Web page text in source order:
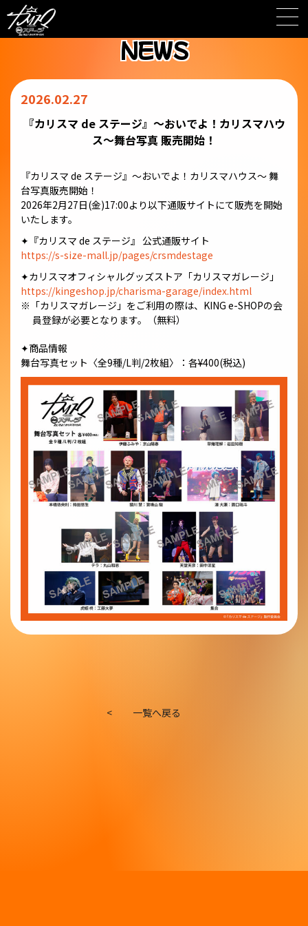
Skip
to
content
NEWS
2026.02.27
『カリスマ de ステージ』〜おいでよ！カリスマハウ
ス〜舞台写真 販売開始！
『カリスマ de ステージ』〜おいでよ！カリスマハウス〜 舞
台写真販売開始！
2026年2⽉27⽇(⾦)17:00より以下通販サイトにて販売を開始
いたします。
✦『カリスマ de ステージ』 公式通販サイト
https://s-size-mall.jp/pages/crsmdestage
✦カリスマオフィシャルグッズストア「カリスマガレージ」
https://kingeshop.jp/charisma-garage/index.html
※「カリスマガレージ」をご利⽤の際は、KING e-SHOPの会
員登録が必要となります。（無料）
✦商品情報
舞台写真セット〈全9種/L判/2枚組〉：各¥400(税込)
< 一覧へ戻る